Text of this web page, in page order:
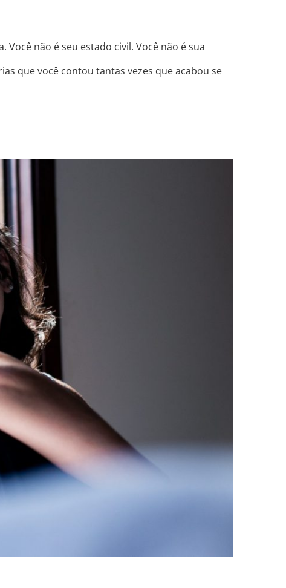
Você não é seu estado civil. Você não é sua
que você contou tantas vezes que acabou se